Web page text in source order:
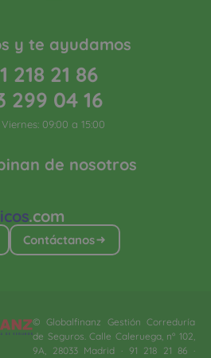
.com
Contáctanos
de nosotros
y te ayudamos
218 21 86
299 04 16
09:00 a 15:00
© Globalfinanz Gestión Correduría
de Seguros. Calle Caleruega, nº 102,
9A, 28033 Madrid · 91 218 21 86 ·